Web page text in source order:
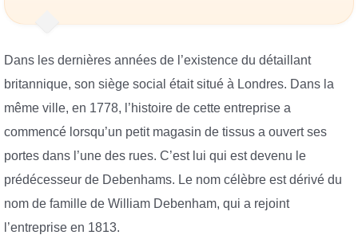
Dans les dernières années de l’existence du détaillant
britannique, son siège social était situé à Londres. Dans la
même ville, en 1778, l’histoire de cette entreprise a
commencé lorsqu’un petit magasin de tissus a ouvert ses
portes dans l’une des rues. C’est lui qui est devenu le
prédécesseur de Debenhams. Le nom célèbre est dérivé du
nom de famille de William Debenham, qui a rejoint
l’entreprise en 1813.